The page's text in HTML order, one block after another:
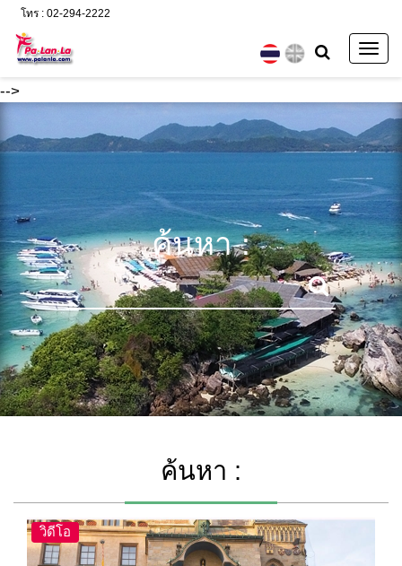
-->
โทร : 02-294-2222
ค้นหา :
ค้นหา :
วิดีโอ